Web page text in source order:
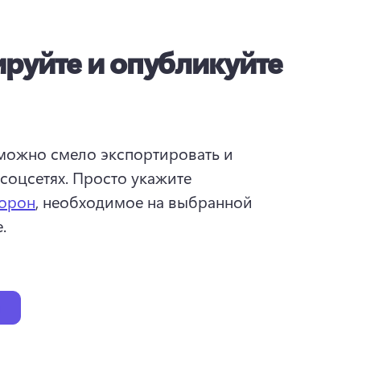
и опубликуйте
смело экспортировать и
Просто укажите
, необходимое на выбранной